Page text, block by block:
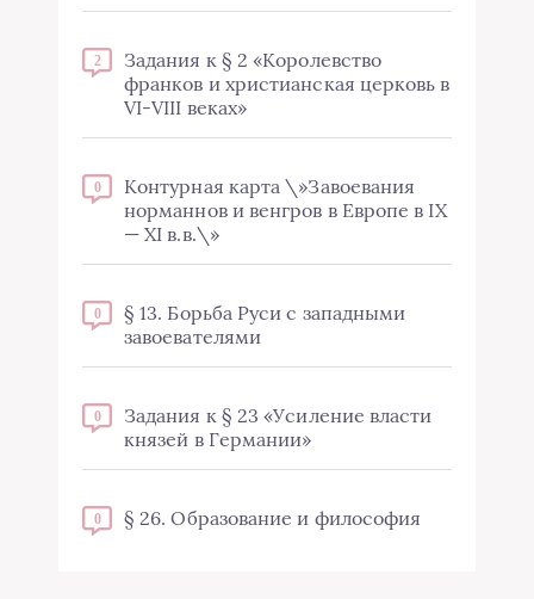
2
Задания к § 2 «Королевство
франков и христианская церковь в
VI-VIII веках»
0
Контурная карта \»Завоевания
норманнов и венгров в Европе в IX
— XI в.в.\»
0
§ 13. Борьба Руси с западными
завоевателями
0
Задания к § 23 «Усиление власти
князей в Германии»
0 § 26. Образование и философия